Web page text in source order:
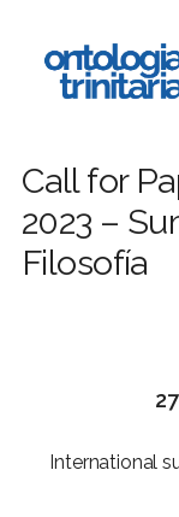
contenido
principal
Call for
2023 –
Filosofía
International